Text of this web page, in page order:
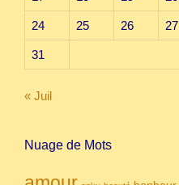
24 25 26 27
31
« Juil
Nuage de Mots